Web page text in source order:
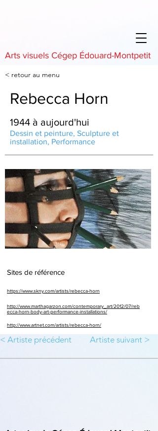
Arts visuels Cégep Édouard-Montpetit
< retour au menu
Rebecca Horn
1944 à aujourd'hui
Dessin et peinture, Sculpture et
installation, Performance
Sites de référence
https://www.skny.com/artists/rebecca-horn
http://www.marthagarzon.com/contemporary_art/2012/07/reb
ecca-horn-body-art-performance-installations/
http://www.artnet.com/artists/rebecca-horn/
< Artiste précédent Artiste suivant >